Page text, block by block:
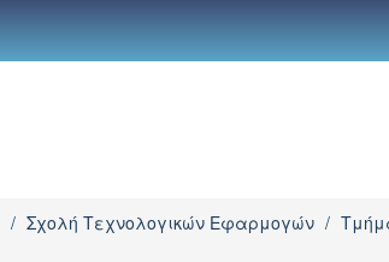
/ Σχολή Τεχνολογικών Εφαρμογών /